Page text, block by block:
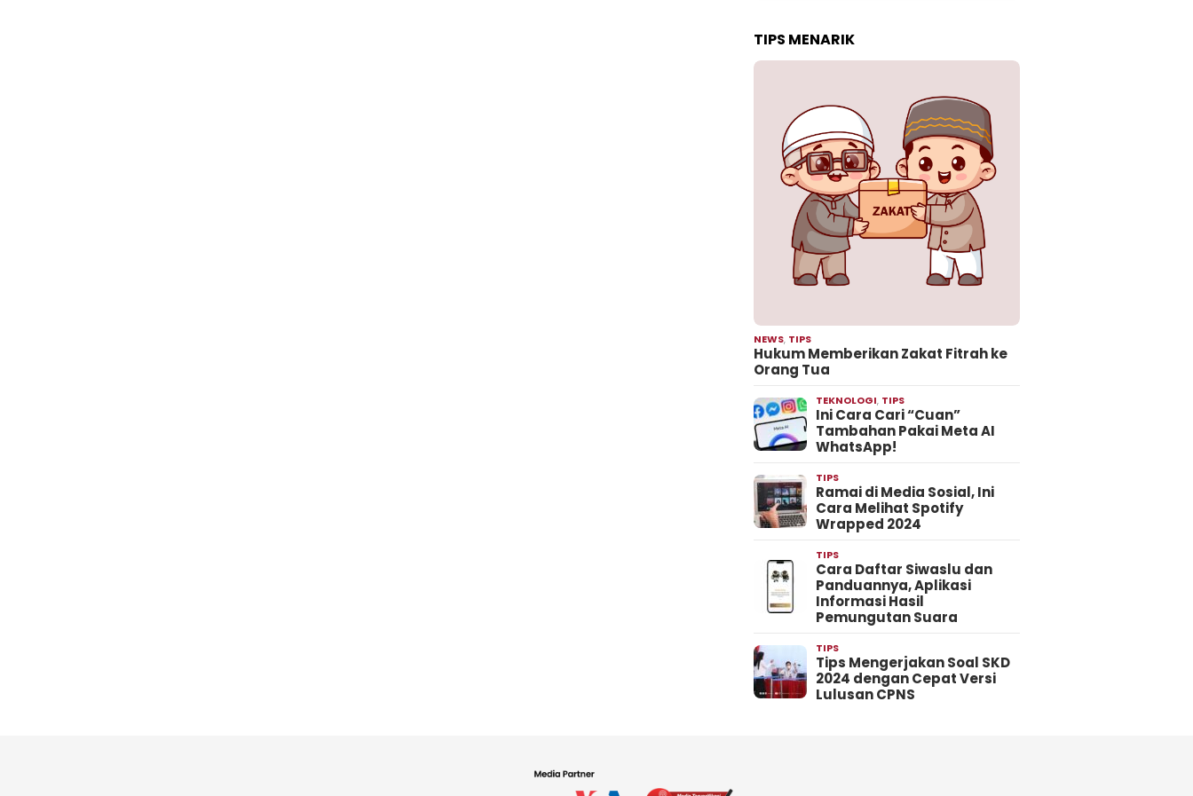
TIPS MENARIK
NEWS, TIPS
Hukum Memberikan Zakat Fitrah ke
Orang Tua
TEKNOLOGI, TIPS
Ini Cara Cari “Cuan”
Tambahan Pakai Meta AI
WhatsApp!
TIPS
Ramai di Media Sosial, Ini
Cara Melihat Spotify
Wrapped 2024
TIPS
Cara Daftar Siwaslu dan
Panduannya, Aplikasi
Informasi Hasil
Pemungutan Suara
TIPS
Tips Mengerjakan Soal SKD
2024 dengan Cepat Versi
Lulusan CPNS